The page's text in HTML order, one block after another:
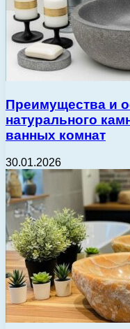
Преимущества и
натурального
ванных комнат
30.01.2026